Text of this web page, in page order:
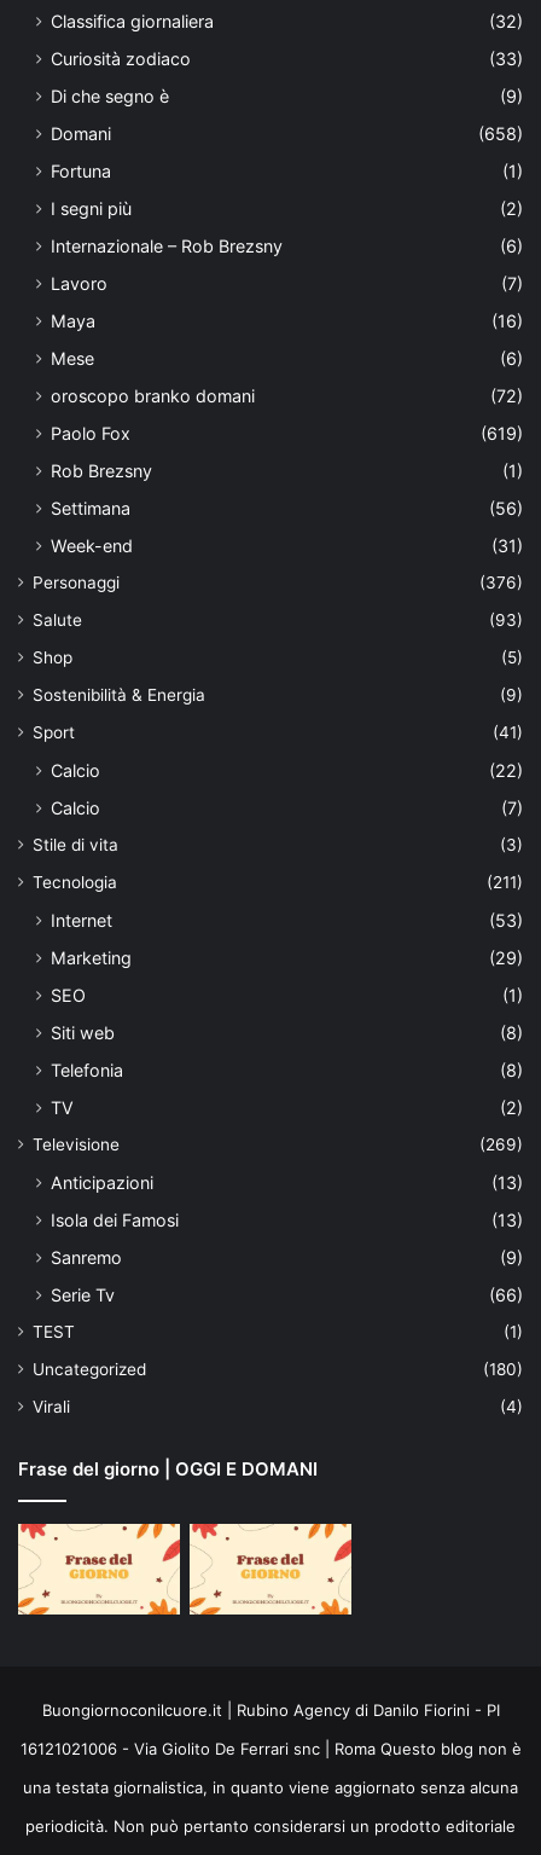
Classifica giornaliera
(32)
Curiosità zodiaco
(33)
Di che segno è
(9)
Domani
(658)
Fortuna
(1)
I segni più
(2)
Internazionale – Rob Brezsny
(6)
Lavoro
(7)
Maya
(16)
Mese
(6)
oroscopo branko domani
(72)
Paolo Fox
(619)
Rob Brezsny
(1)
Settimana
(56)
Week-end
(31)
Personaggi
(376)
Salute
(93)
Shop
(5)
Sostenibilità & Energia
(9)
Sport
(41)
Calcio
(22)
Calcio
(7)
Stile di vita
(3)
Tecnologia
(211)
Internet
(53)
Marketing
(29)
SEO
(1)
Siti web
(8)
Telefonia
(8)
TV
(2)
Televisione (269)
Anticipazioni
(13)
Isola dei Famosi
(13)
Sanremo
(9)
Serie Tv
(66)
TEST
(1)
Uncategorized
(180)
Virali
(4)
Frase del giorno | OGGI E DOMANI
Buongiornoconilcuore.it | Rubino Agency di Danilo Fiorini - PI
16121021006 - Via Giolito De Ferrari snc | Roma Questo blog non è
una testata giornalistica, in quanto viene aggiornato senza alcuna
periodicità. Non può pertanto considerarsi un prodotto editoriale